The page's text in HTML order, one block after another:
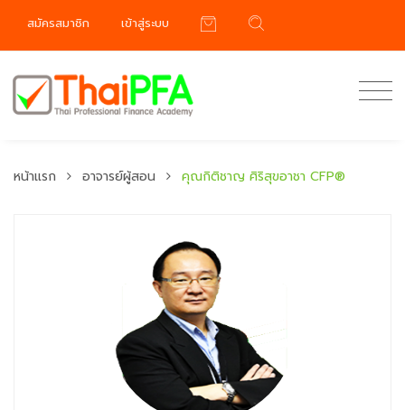
สมัครสมาชิก เข้าสู่ระบบ
หน้าแรก อาจารย์ผู้สอน คุณกิติชาญ ศิริสุขอาชา CFP®